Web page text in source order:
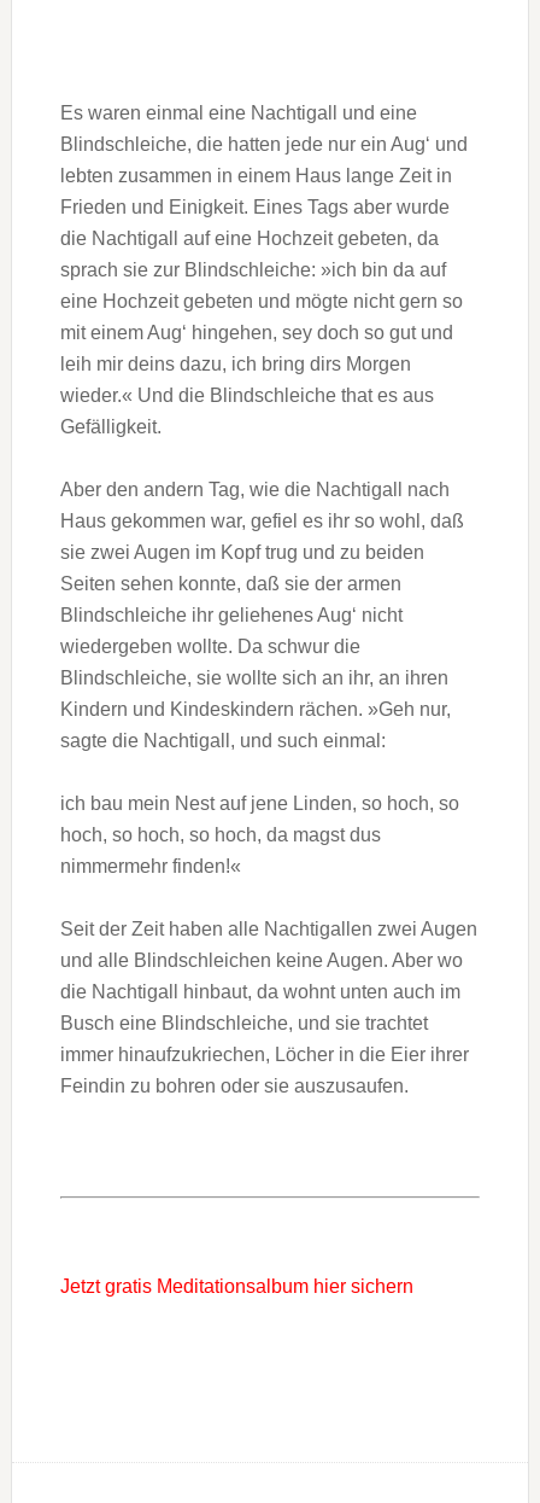
Es waren einmal eine Nachtigall und eine
Blindschleiche, die hatten jede nur ein Aug‘ und
lebten zusammen in einem Haus lange Zeit in
Frieden und Einigkeit. Eines Tags aber wurde
die Nachtigall auf eine Hochzeit gebeten, da
sprach sie zur Blindschleiche: »ich bin da auf
eine Hochzeit gebeten und mögte nicht gern so
mit einem Aug‘ hingehen, sey doch so gut und
leih mir deins dazu, ich bring dirs Morgen
wieder.« Und die Blindschleiche that es aus
Gefälligkeit.
Aber den andern Tag, wie die Nachtigall nach
Haus gekommen war, gefiel es ihr so wohl, daß
sie zwei Augen im Kopf trug und zu beiden
Seiten sehen konnte, daß sie der armen
Blindschleiche ihr geliehenes Aug‘ nicht
wiedergeben wollte. Da schwur die
Blindschleiche, sie wollte sich an ihr, an ihren
Kindern und Kindeskindern rächen. »Geh nur,
sagte die Nachtigall, und such einmal:
ich bau mein Nest auf jene Linden, so hoch, so
hoch, so hoch, so hoch, da magst dus
nimmermehr finden!«
Seit der Zeit haben alle Nachtigallen zwei Augen
und alle Blindschleichen keine Augen. Aber wo
die Nachtigall hinbaut, da wohnt unten auch im
Busch eine Blindschleiche, und sie trachtet
immer hinaufzukriechen, Löcher in die Eier ihrer
Feindin zu bohren oder sie auszusaufen.
Jetzt gratis Meditationsalbum hier sichern